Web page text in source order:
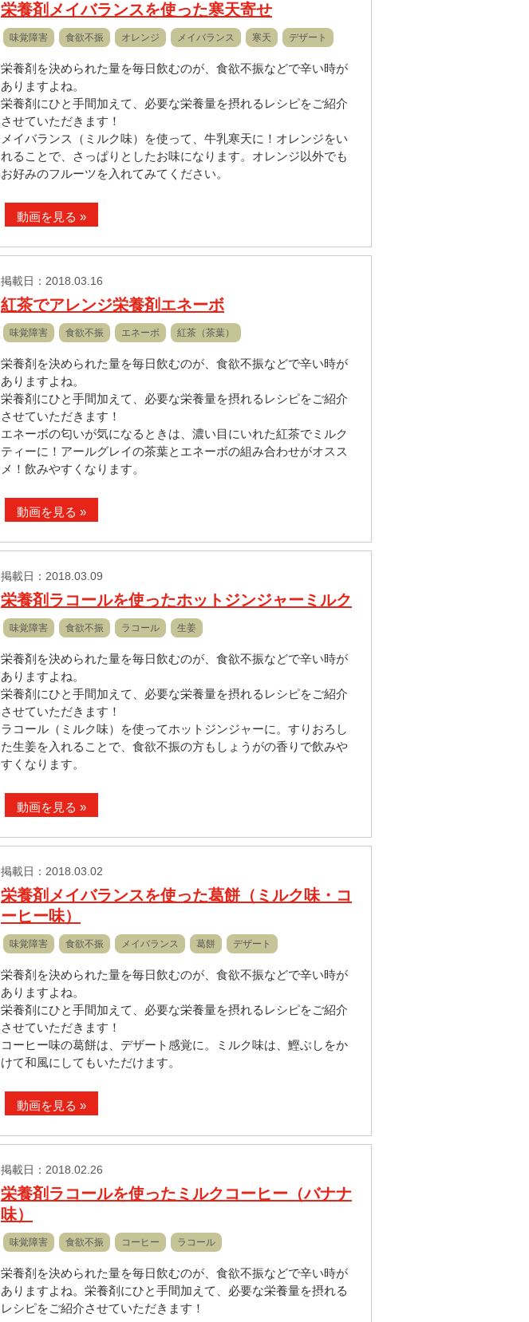
栄養剤メイバランスを使った寒天寄せ
味覚障害 食欲不振 オレンジ メイバランス 寒天 デザート
栄養剤を決められた量を毎日飲むのが、食欲不振などで辛い時が
ありますよね。
栄養剤にひと手間加えて、必要な栄養量を摂れるレシピをご紹介
させていただきます！
メイバランス（ミルク味）を使って、牛乳寒天に！オレンジをい
れることで、さっぱりとしたお味になります。オレンジ以外でも
お好みのフルーツを入れてみてください。
動画を見る »
掲載日：2018.03.16
紅茶でアレンジ栄養剤エネーボ
味覚障害 食欲不振 エネーボ 紅茶（茶葉）
栄養剤を決められた量を毎日飲むのが、食欲不振などで辛い時が
ありますよね。
栄養剤にひと手間加えて、必要な栄養量を摂れるレシピをご紹介
させていただきます！
エネーボの匂いが気になるときは、濃い目にいれた紅茶でミルク
ティーに！アールグレイの茶葉とエネーボの組み合わせがオスス
メ！飲みやすくなります。
動画を見る »
掲載日：2018.03.09
栄養剤ラコールを使ったホットジンジャーミルク
味覚障害 食欲不振 ラコール 生姜
栄養剤を決められた量を毎日飲むのが、食欲不振などで辛い時が
ありますよね。
栄養剤にひと手間加えて、必要な栄養量を摂れるレシピをご紹介
させていただきます！
ラコール（ミルク味）を使ってホットジンジャーに。すりおろし
た生姜を入れることで、食欲不振の方もしょうがの香りで飲みや
すくなります。
動画を見る »
掲載日：2018.03.02
栄養剤メイバランスを使った葛餅（ミルク味・コ
ーヒー味）
味覚障害 食欲不振 メイバランス 葛餅 デザート
栄養剤を決められた量を毎日飲むのが、食欲不振などで辛い時が
ありますよね。
栄養剤にひと手間加えて、必要な栄養量を摂れるレシピをご紹介
させていただきます！
コーヒー味の葛餅は、デザート感覚に。ミルク味は、鰹ぶしをか
けて和風にしてもいただけます。
動画を見る »
掲載日：2018.02.26
栄養剤ラコールを使ったミルクコーヒー（バナナ
味）
味覚障害 食欲不振 コーヒー ラコール
栄養剤を決められた量を毎日飲むのが、食欲不振などで辛い時が
ありますよね。栄養剤にひと手間加えて、必要な栄養量を摂れる
レシピをご紹介させていただきます！